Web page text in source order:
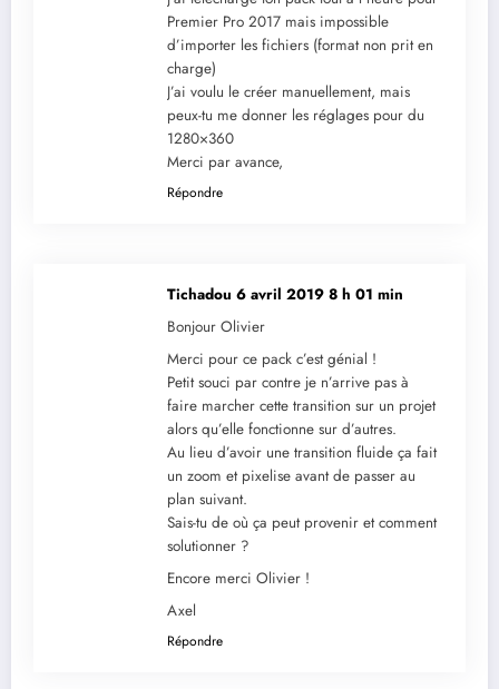
Premier Pro 2017 mais impossible
d’importer les fichiers (format non prit en
charge)
J’ai voulu le créer manuellement, mais
peux-tu me donner les réglages pour du
1280×360
Merci par avance,
Répondre
Tichadou 6 avril 2019 8 h 01 min
Bonjour Olivier
Merci pour ce pack c’est génial !
Petit souci par contre je n’arrive pas à
faire marcher cette transition sur un projet
alors qu’elle fonctionne sur d’autres.
Au lieu d’avoir une transition fluide ça fait
un zoom et pixelise avant de passer au
plan suivant.
Sais-tu de où ça peut provenir et comment
solutionner ?
Encore merci Olivier !
Axel
Répondre